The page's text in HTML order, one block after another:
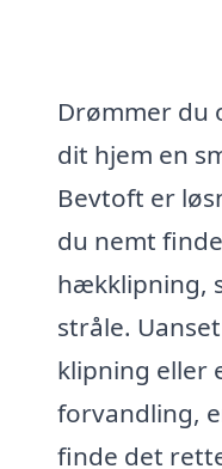
Drømmer du
dit hjem en
Bevtoft er
du nemt
hækklipning,
stråle.
klipning eller
forvandling,
finde det